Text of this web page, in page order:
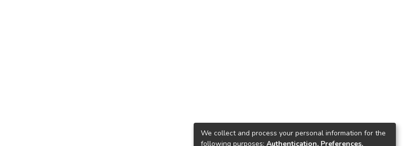
We collect and process your personal information for the
following purposes: Authentication, Preferences,